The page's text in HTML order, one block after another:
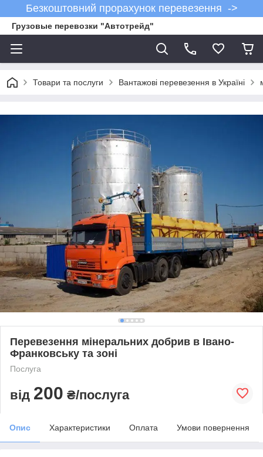
Безкоштовний прорахунок перевезення ->
Грузовые перевозки "Автотрейд"
Товари та послуги Вантажові перевезення в Україні
Перевезення мінеральних добрив в Івано-
Франковську та зоні
Послуга
від 200 ₴/послуга
Опис Характеристики Оплата Умови повернення